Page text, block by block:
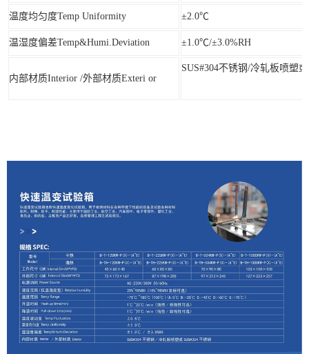
温度均匀度Temp Uniformity ±2.0℃
温湿度偏差Temp&Humi.Deviation ±1.0℃/±3.0%RH
内部材质Interior /外部材质Exteri or
SUS#304不锈钢/冷轧板喷塑